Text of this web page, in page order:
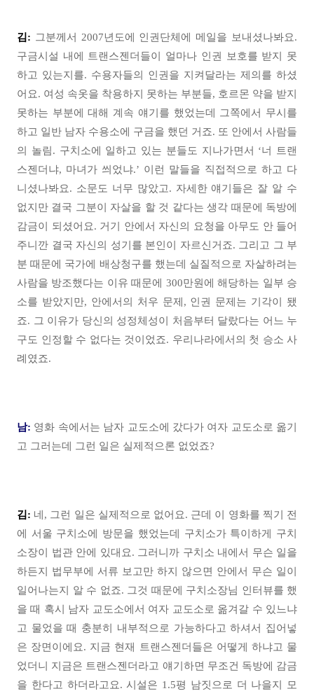
김: 그분께서 2007년도에 인권단체에 메일을 보내셨나봐요.
구금시설 내에 트랜스젠더들이 얼마나 인권 보호를 받지 못
하고 있는지를. 수용자들의 인권을 지켜달라는 제의를 하셨
어요. 여성 속옷을 착용하지 못하는 부분들, 호르몬 약을 받지
못하는 부분에 대해 계속 얘기를 했었는데 그쪽에서 무시를
하고 일반 남자 수용소에 구금을 했던 거죠. 또 안에서 사람들
의 놀림. 구치소에 일하고 있는 분들도 지나가면서 ‘너 트랜
스젠더냐, 마녀가 씌었냐.’ 이런 말들을 직접적으로 하고 다
니셨나봐요. 소문도 너무 많았고. 자세한 얘기들은 잘 알 수
없지만 결국 그분이 자살을 할 것 같다는 생각 때문에 독방에
감금이 되셨어요. 거기 안에서 자신의 요청을 아무도 안 들어
주니깐 결국 자신의 성기를 본인이 자르신거죠. 그리고 그 부
분 때문에 국가에 배상청구를 했는데 실질적으로 자살하려는
사람을 방조했다는 이유 때문에 300만원에 해당하는 일부 승
소를 받았지만, 안에서의 처우 문제, 인권 문제는 기각이 됐
죠. 그 이유가 당신의 성정체성이 처음부터 달랐다는 어느 누
구도 인정할 수 없다는 것이었죠. 우리나라에서의 첫 승소 사
례였죠.
남: 영화 속에서는 남자 교도소에 갔다가 여자 교도소로 옮기
고 그러는데 그런 일은 실제적으론 없었죠?
김: 네, 그런 일은 실제적으로 없어요. 근데 이 영화를 찍기 전
에 서울 구치소에 방문을 했었는데 구치소가 특이하게 구치
소장이 법관 안에 있대요. 그러니까 구치소 내에서 무슨 일을
하든지 법무부에 서류 보고만 하지 않으면 안에서 무슨 일이
일어나는지 알 수 없죠. 그것 때문에 구치소장님 인터뷰를 했
을 때 혹시 남자 교도소에서 여자 교도소로 옮겨갈 수 있느냐
고 물었을 때 충분히 내부적으로 가능하다고 하셔서 집어넣
은 장면이에요. 지금 현재 트랜스젠더들은 어떻게 하냐고 물
었더니 지금은 트랜스젠더라고 얘기하면 무조건 독방에 감금
을 한다고 하더라고요. 시설은 1.5평 남짓으로 더 나을지 모